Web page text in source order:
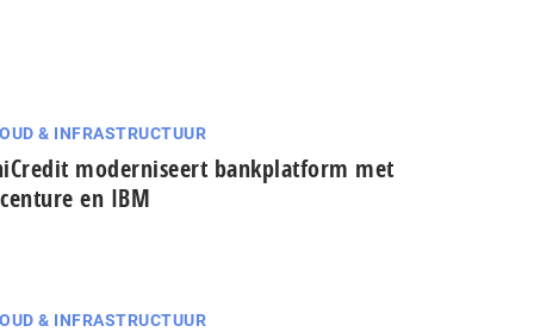
& INFRASTRUCTUUR
moderniseert bankplatform met
en IBM
& INFRASTRUCTUUR